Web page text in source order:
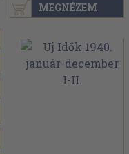
MEGNÉZEM